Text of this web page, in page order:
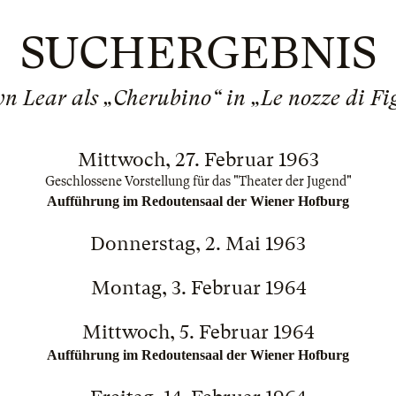
SUCHERGEBNIS
Lear als „Cherubino“ in „Le nozze di
Mittwoch, 27. Februar 1963
Geschlossene Vorstellung für das "Theater der Jugend"
Aufführung im Redoutensaal der Wiener Hofburg
Donnerstag, 2. Mai 1963
Montag, 3. Februar 1964
Mittwoch, 5. Februar 1964
Aufführung im Redoutensaal der Wiener Hofburg